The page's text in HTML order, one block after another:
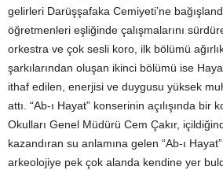
gelirleri Darüşşafaka Cemiyeti’ne
öğretmenleri eşliğinde çalışmalarını
orkestra ve çok sesli koro, ilk bölümü
şarkılarından oluşan ikinci bölümü ise
ithaf edilen, enerjisi ve duygusu yüksek
attı. “Ab-ı Hayat” konserinin açılışında bir
Okulları Genel Müdürü Cem Çakır,
kazandıran su anlamına gelen “Ab-ı
arkeolojiye pek çok alanda kendine yer